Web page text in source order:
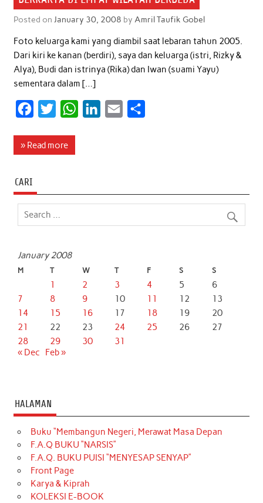
Posted on January 30, 2008 by Amril Taufik Gobel
Foto keluarga kami yang diambil saat lebaran tahun 2005.
Dari kiri ke kanan (berdiri), saya dan keluarga (istri, Rizky &
Alya), Budi dan istrinya (Rika) dan Iwan (suami Yayu)
sementara dalam […]
c
o
o
i
e
W
A
d
» Read more
CARI
January 2008
M T W T F S S
1 2 3 4 5
6
7
8 9 10 11 12
13
14
15 16 17 18 19
20
21
22 23 24 25 26
27
28
29 30
31
« Dec
Feb »
HALAMAN
Buku “Membangun Negeri, Merawat Masa Depan
F.A.Q BUKU “NARSIS”
F.A.Q. BUKU PUISI “MENYESAP SENYAP”
Front Page
Karya & Kiprah
KOLEKSI E-BOOK